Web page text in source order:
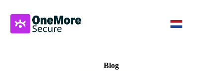
Blog